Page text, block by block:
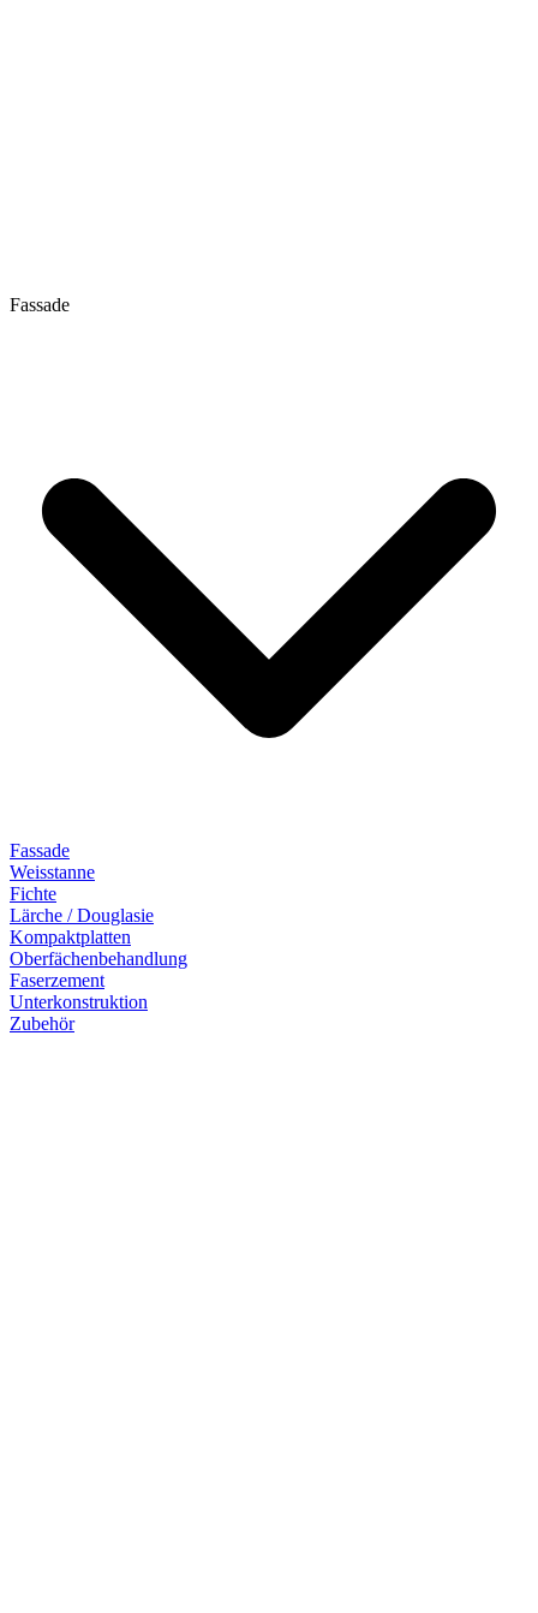
Fassade
Fassade
Weisstanne
Fichte
Lärche / Douglasie
Kompaktplatten
Oberfächenbehandlung
Faserzement
Unterkonstruktion
Zubehör